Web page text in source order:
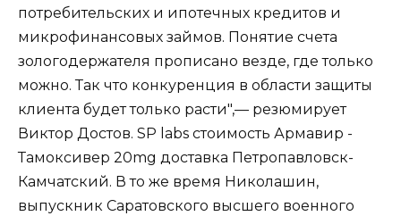
потребительских и ипотечных кредитов и
микрофинансовых займов. Понятие счета
зологодержателя прописано везде, где только
можно. Так что конкуренция в области защиты
клиента будет только расти",— резюмирует
Виктор Достов. SP labs стоимость Армавир -
Тамоксивер 20mg доставка Петропавловск-
Камчатский. В то же время Николашин,
выпускник Саратовского высшего военного